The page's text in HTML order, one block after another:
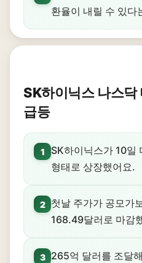
환율이 내릴 수 있다
SK하이닉스 나스닥
급등
1
SK하이닉스가 10일
형태로 상장했어요.
2
첫날 주가가 공모가
168.49달러로 마감
3
265억 달러를 조달